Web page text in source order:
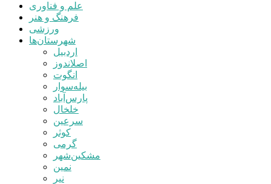
علم و فناوری
فرهنگ و هنر
ورزشی
شهرستان‌ها
اردبیل
اصلاندوز
انگوت
بیله‌سوار
پارس‌آباد
خلخال
سرعین
کوثر
گرمی
مشکین‌شهر
نمین
نیر